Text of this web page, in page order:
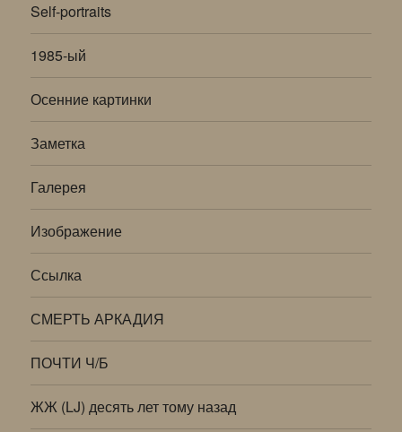
Self-portraits
1985-ый
Осенние картинки
Заметка
Галерея
Изображение
Ссылка
СМЕРТЬ АРКАДИЯ
ПОЧТИ Ч/Б
ЖЖ (LJ) десять лет тому назад